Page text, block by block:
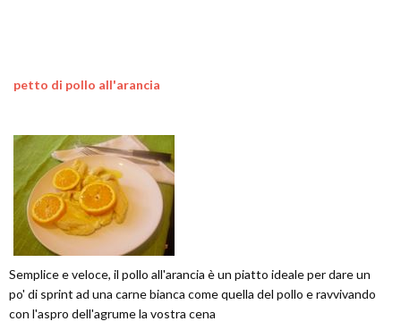
petto di pollo all'arancia
Semplice e veloce, il pollo all'arancia è un piatto ideale per dare un
po' di sprint ad una carne bianca come quella del pollo e ravvivando
con l'aspro dell'agrume la vostra cena